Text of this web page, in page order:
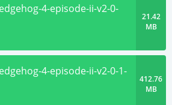
4-episode-ii-v2-0-
21.42
MB
4-episode-ii-v2-0-1-
412.76
MB